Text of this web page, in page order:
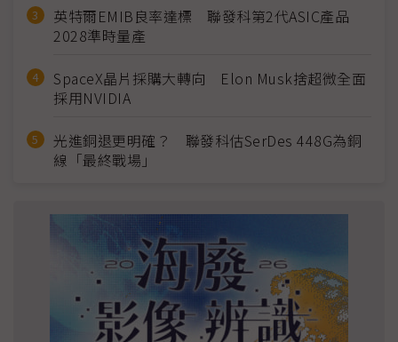
英特爾EMIB良率達標 聯發科第2代ASIC產品
2028準時量產
SpaceX晶片採購大轉向 Elon Musk捨超微全面
採用NVIDIA
光進銅退更明確？ 聯發科估SerDes 448G為銅
線「最終戰場」